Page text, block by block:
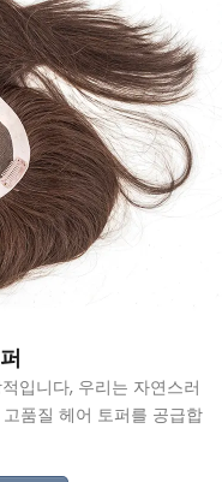
입니다, 우리는 자연스러
품질 헤어 토퍼를 공급합